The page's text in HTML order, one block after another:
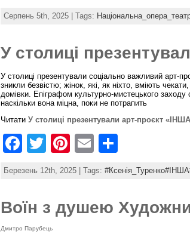
e
b
o
o
k
w
itt
er
nt
er
e
st
m
l
e
Серпень 5th, 2025 | Tags:
У столиці
У столиці презентували соціально важливий арт-
зникли безвістю; жінок, які, як ніхто, вміють
домівки. Епіграфом культурно-мистецького
наскільки вона міцна, поки не потрапить
Читати У столиці презентували арт-проєкт
F
e
b
T
w
itt
er
Pi
nt
er
e
st
E
m
ai
l
h
ar
e
Березень 12th, 2025 | Tags:
Воїн з душею
Дмитро Парубець